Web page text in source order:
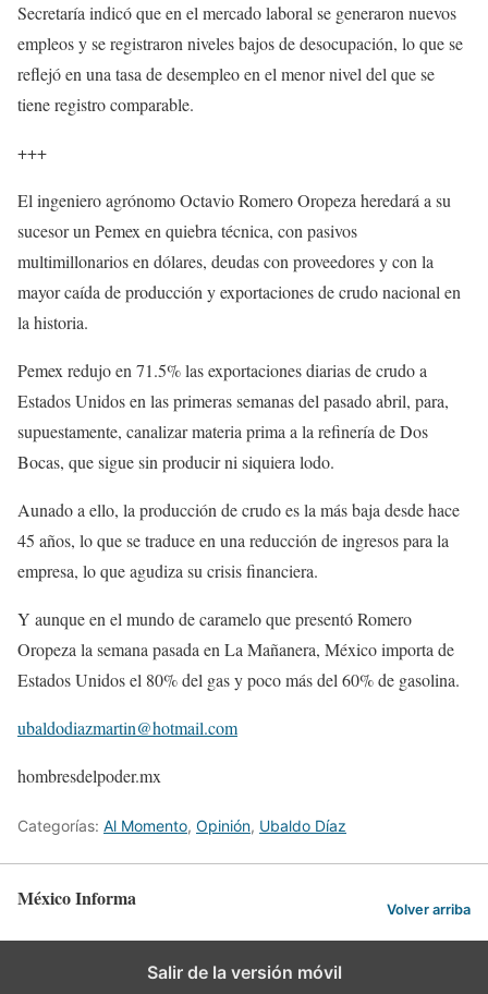
Secretaría indicó que en el mercado laboral se generaron nuevos
empleos y se registraron niveles bajos de desocupación, lo que se
reflejó en una tasa de desempleo en el menor nivel del que se
tiene registro comparable.
+++
El ingeniero agrónomo Octavio Romero Oropeza heredará a su
sucesor un Pemex en quiebra técnica, con pasivos
multimillonarios en dólares, deudas con proveedores y con la
mayor caída de producción y exportaciones de crudo nacional en
la historia.
Pemex redujo en 71.5% las exportaciones diarias de crudo a
Estados Unidos en las primeras semanas del pasado abril, para,
supuestamente, canalizar materia prima a la refinería de Dos
Bocas, que sigue sin producir ni siquiera lodo.
Aunado a ello, la producción de crudo es la más baja desde hace
45 años, lo que se traduce en una reducción de ingresos para la
empresa, lo que agudiza su crisis financiera.
Y aunque en el mundo de caramelo que presentó Romero
Oropeza la semana pasada en La Mañanera, México importa de
Estados Unidos el 80% del gas y poco más del 60% de gasolina.
ubaldodiazmartin@hotmail.com
hombresdelpoder.mx
Categorías: Al Momento, Opinión, Ubaldo Díaz
México Informa Volver arriba
Salir de la versión móvil